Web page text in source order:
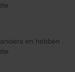
en hebben